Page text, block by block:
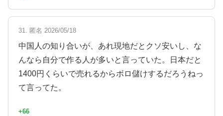
31. 匿名 2026/05/18
中国人の知り合いが、あれ現地だとクソ安いし、な
んなら自分で作る人が多いと言っていた。日本だと
1400円くらいで売れるからボロ儲けするだろうねっ
て言ってた。
+66